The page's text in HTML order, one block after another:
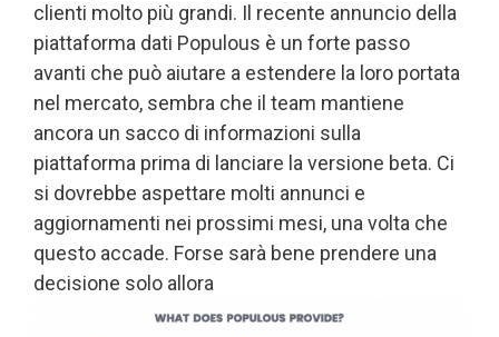
clienti molto più grandi. Il recente annuncio della
piattaforma dati Populous è un forte passo
avanti che può aiutare a estendere la loro portata
nel mercato, sembra che il team mantiene
ancora un sacco di informazioni sulla
piattaforma prima di lanciare la versione beta. Ci
si dovrebbe aspettare molti annunci e
aggiornamenti nei prossimi mesi, una volta che
questo accade. Forse sarà bene prendere una
decisione solo allora